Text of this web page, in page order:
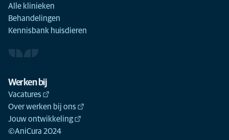
Alle klinieken
Behandelingen
Kennisbank huisdieren
Werken bij
Vacatures
Over werken bij ons
Jouw ontwikkeling
©AniCura 2024